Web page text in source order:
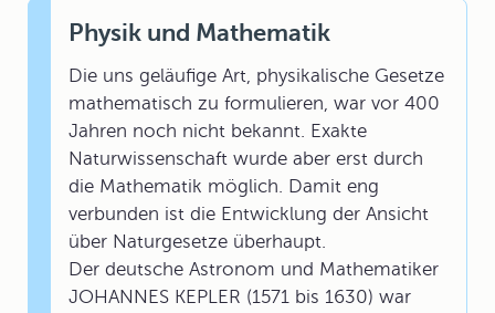
Physik und Mathematik
Die uns geläufige Art, physikalische Gesetze
mathematisch zu formulieren, war vor 400
Jahren noch nicht bekannt. Exakte
Naturwissenschaft wurde aber erst durch
die Mathematik möglich. Damit eng
verbunden ist die Entwicklung der Ansicht
über Naturgesetze überhaupt.
Der deutsche Astronom und Mathematiker
JOHANNES KEPLER (1571 bis 1630) war